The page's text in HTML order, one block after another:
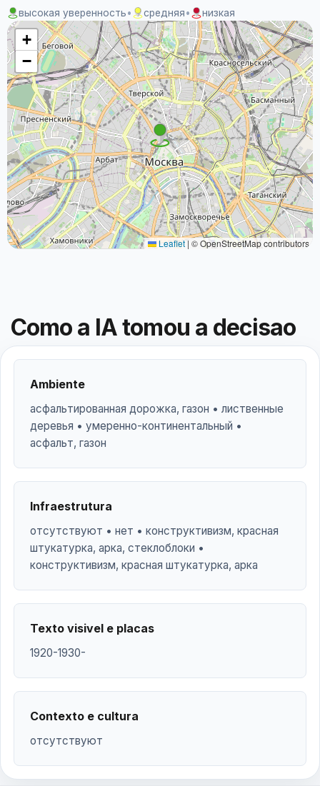
высокая уверенность• средняя• низкая
+
−
Leaflet | © OpenStreetMap contributors
Como a IA tomou a decisao
Ambiente
асфальтированная дорожка, газон • лиственные
деревья • умеренно-континентальный •
асфальт, газон
Infraestrutura
отсутствуют • нет • конструктивизм, красная
штукатурка, арка, стеклоблоки •
конструктивизм, красная штукатурка, арка
Texto visivel e placas
1920-1930-
Contexto e cultura
отсутствуют